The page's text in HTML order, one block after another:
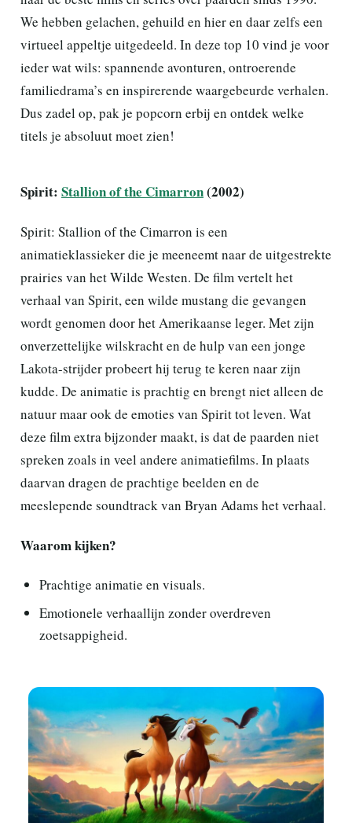
We hebben gelachen, gehuild en hier en daar zelfs een
virtueel appeltje uitgedeeld. In deze top 10 vind je voor
ieder wat wils: spannende avonturen, ontroerende
familiedrama’s en inspirerende waargebeurde verhalen.
Dus zadel op, pak je popcorn erbij en ontdek welke
titels je absoluut moet zien!
Spirit: Stallion of the Cimarron(2002)
Spirit: Stallion of the Cimarron is een
animatieklassieker die je meeneemt naar de uitgestrekte
prairies van het Wilde Westen. De film vertelt het
verhaal van Spirit, een wilde mustang die gevangen
wordt genomen door het Amerikaanse leger. Met zijn
onverzettelijke wilskracht en de hulp van een jonge
Lakota-strijder probeert hij terug te keren naar zijn
kudde. De animatie is prachtig en brengt niet alleen de
natuur maar ook de emoties van Spirit tot leven. Wat
deze film extra bijzonder maakt, is dat de paarden niet
spreken zoals in veel andere animatiefilms. In plaats
daarvan dragen de prachtige beelden en de
meeslepende soundtrack van Bryan Adams het verhaal.
Waarom kijken?
Prachtige animatie en visuals.
Emotionele verhaallijn zonder overdreven
zoetsappigheid.